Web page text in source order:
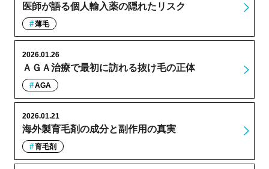
医師が語る個人輸入薬の隠れたリスク
薄毛
ＡＧＡ治療で最初に訪れる抜け毛の正体
2026.01.26
AGA
海外製育毛剤の成分と副作用の真実
2026.01.21
育毛剤